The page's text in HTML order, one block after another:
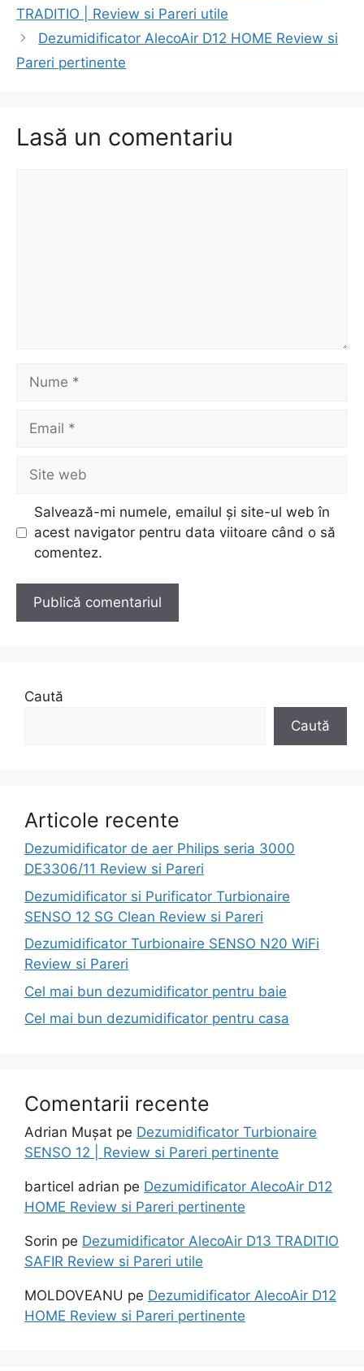
în
TRADITIO | Review si Pareri utile
Dezumidificator AlecoAir D12 HOME Review si
Pareri pertinente
Lasă un comentariu
web
Salvează-mi numele, emailul și site-ul web în
acest navigator pentru data viitoare când o să
comentez.
Caută
Caută
Articole recente
Dezumidificator de aer Philips seria 3000
DE3306/11 Review si Pareri
Dezumidificator si Purificator Turbionaire
SENSO 12 SG Clean Review si Pareri
Dezumidificator Turbionaire SENSO N20 WiFi
Review si Pareri
Cel mai bun dezumidificator pentru baie
Cel mai bun dezumidificator pentru casa
Comentarii recente
Adrian Mușat pe Dezumidificator Turbionaire
SENSO 12 | Review si Pareri pertinente
barticel adrian pe Dezumidificator AlecoAir D12
HOME Review si Pareri pertinente
Sorin pe Dezumidificator AlecoAir D13 TRADITIO
SAFIR Review si Pareri utile
MOLDOVEANU pe Dezumidificator AlecoAir D12
HOME Review si Pareri pertinente